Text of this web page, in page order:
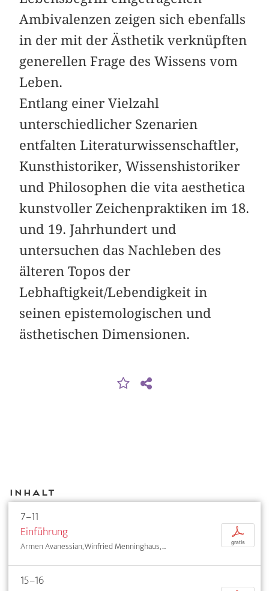
Ambivalenzen zeigen sich ebenfalls
in der mit der Ästhetik verknüpften
generellen Frage des Wissens vom
Leben.
Entlang einer Vielzahl
unterschiedlicher Szenarien
entfalten Literaturwissenschaftler,
Kunsthistoriker, Wissenshistoriker
und Philosophen die vita aesthetica
kunstvoller Zeichenpraktiken im 18.
und 19. Jahrhundert und
untersuchen das Nachleben des
älteren Topos der
Lebhaftigkeit/Lebendigkeit in
seinen epistemologischen und
ästhetischen Dimensionen.
Inhalt
7–11
Einführung
Armen Avanessian, Winfried Menninghaus, ...
p
gratis
15–16